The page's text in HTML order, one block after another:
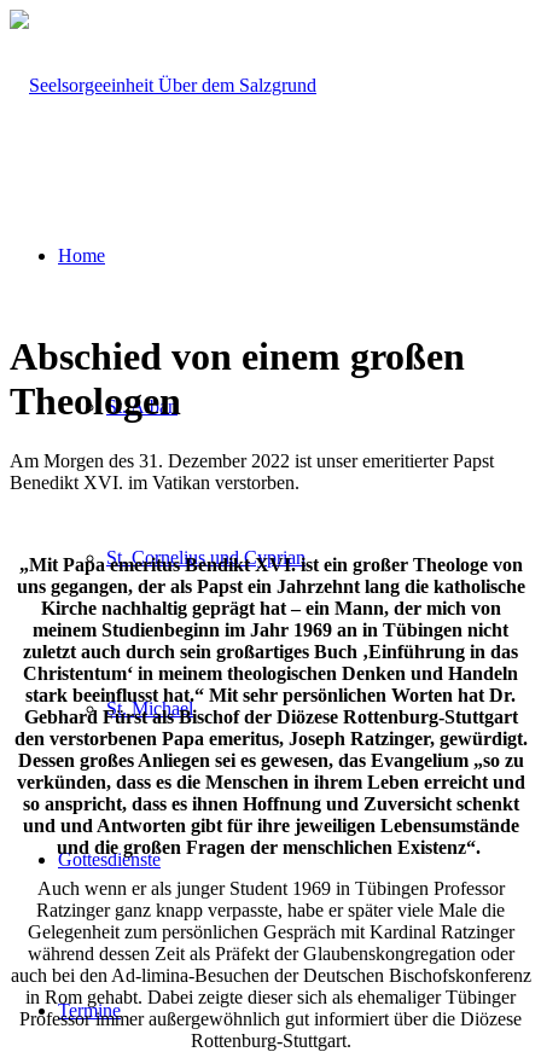
Home
St. Alban
St. Cornelius und Cyprian
St. Michael
Gottesdienste
Termine
Abschied von einem großen
Theologen
Am Morgen des 31. Dezember 2022 ist unser emeritierter Papst
Benedikt XVI. im Vatikan verstorben.
„Mit Papa emeritus Bendikt XVI. ist ein großer Theologe von
uns gegangen, der als Papst ein Jahrzehnt lang die katholische
Kirche nachhaltig geprägt hat – ein Mann, der mich von
meinem Studienbeginn im Jahr 1969 an in Tübingen nicht
zuletzt auch durch sein großartiges Buch ‚Einführung in das
Christentum‘ in meinem theologischen Denken und Handeln
stark beeinflusst hat.“ Mit sehr persönlichen Worten hat Dr.
Gebhard Fürst als Bischof der Diözese Rottenburg-Stuttgart
den verstorbenen Papa emeritus, Joseph Ratzinger, gewürdigt.
Dessen großes Anliegen sei es gewesen, das Evangelium „so zu
verkünden, dass es die Menschen in ihrem Leben erreicht und
so anspricht, dass es ihnen Hoffnung und Zuversicht schenkt
und und Antworten gibt für ihre jeweiligen Lebensumstände
und die großen Fragen der menschlichen Existenz“.
Auch wenn er als junger Student 1969 in Tübingen Professor
Ratzinger ganz knapp verpasste, habe er später viele Male die
Gelegenheit zum persönlichen Gespräch mit Kardinal Ratzinger
während dessen Zeit als Präfekt der Glaubenskongregation oder
auch bei den Ad-limina-Besuchen der Deutschen Bischofskonferenz
in Rom gehabt. Dabei zeigte dieser sich als ehemaliger Tübinger
Professor immer außergewöhnlich gut informiert über die Diözese
Rottenburg-Stuttgart.